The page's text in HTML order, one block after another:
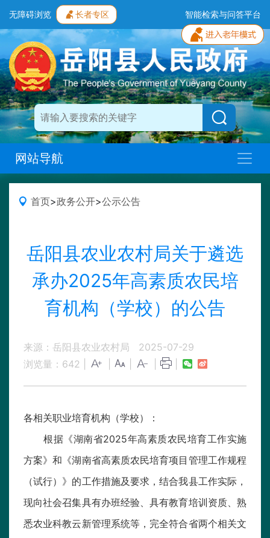
无障碍浏览 长者专区 智能检索与问答平台
网站导航
首页>政务公开>公示公告
岳阳县农业农村局关于遴选
承办2025年高素质农民培
育机构（学校）的公告
来源：岳阳县农业农村局
2025-07-29
浏览量： 642
各相关职业培育机构（学校）：
根据《湖南省2025年高素质农民培育工作实施
方案》和《湖南省高素质农民培育项目管理工作规程
（试行）》的工作措施及要求，结合我县工作实际，
现向社会召集具有办班经验、具有教育培训资质、熟
悉农业科教云新管理系统等，完全符合省两个相关文